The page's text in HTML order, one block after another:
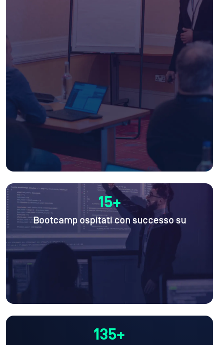
15+
Bootcamp ospitati con successo su
135+